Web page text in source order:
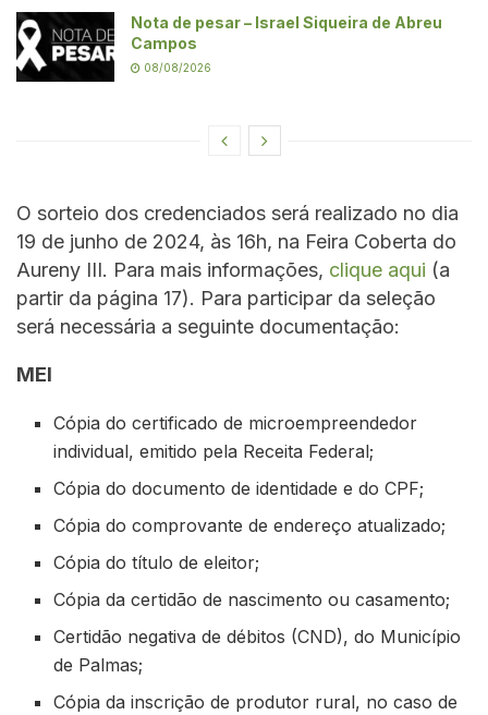
Nota de pesar – Israel Siqueira de Abreu
Campos
08/08/2026
O sorteio dos credenciados será realizado no dia
19 de junho de 2024, às 16h, na Feira Coberta do
Aureny III. Para mais informações, clique aqui (a
partir da página 17). Para participar da seleção
será necessária a seguinte documentação:
MEI
Cópia do certificado de microempreendedor
individual, emitido pela Receita Federal;
Cópia do documento de identidade e do CPF;
Cópia do comprovante de endereço atualizado;
Cópia do título de eleitor;
Cópia da certidão de nascimento ou casamento;
Certidão negativa de débitos (CND), do Município
de Palmas;
Cópia da inscrição de produtor rural, no caso de